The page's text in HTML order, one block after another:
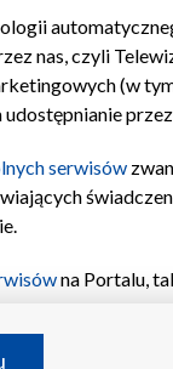
Moje zgody
nas, czyli
(w
serwisów
na Portalu,
urządzeniu lub